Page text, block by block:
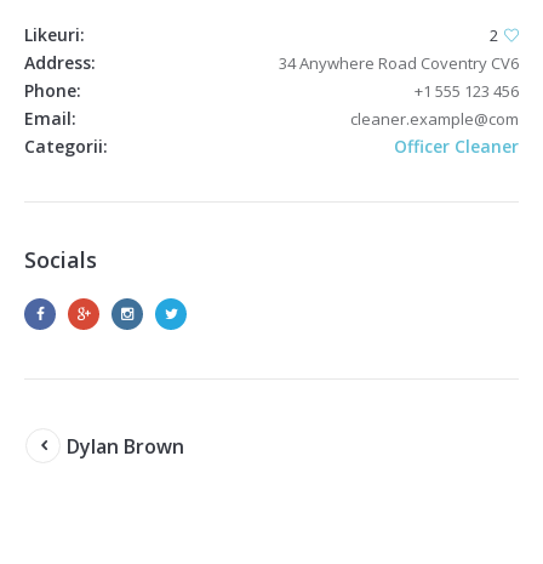
Likeuri: 2
Address: 34 Anywhere Road Coventry CV6
Phone: +1 555 123 456
Email: cleaner.example@com
Categorii: Officer Cleaner
Socials
Dylan Brown